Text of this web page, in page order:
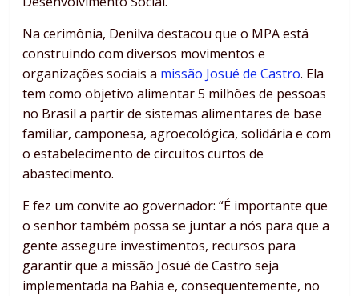
Na cerimônia, Denilva destacou que o MPA está
construindo com diversos movimentos e
organizações sociais a missão Josué de Castro. Ela
tem como objetivo alimentar 5 milhões de pessoas
no Brasil a partir de sistemas alimentares de base
familiar, camponesa, agroecológica, solidária e com
o estabelecimento de circuitos curtos de
abastecimento.
E fez um convite ao governador: “É importante que
o senhor também possa se juntar a nós para que a
gente assegure investimentos, recursos para
garantir que a missão Josué de Castro seja
implementada na Bahia e, consequentemente, no